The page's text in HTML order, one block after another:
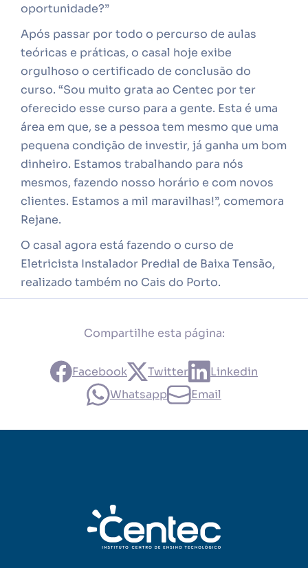
oportunidade?”
Após passar por todo o percurso de aulas
teóricas e práticas, o casal hoje exibe
orgulhoso o certificado de conclusão do
curso. “Sou muito grata ao Centec por ter
oferecido esse curso para a gente. Esta é uma
área em que, se a pessoa tem mesmo que uma
pequena condição de investir, já ganha um bom
dinheiro. Estamos trabalhando para nós
mesmos, fazendo nosso horário e com novos
clientes. Estamos a mil maravilhas!”, comemora
Rejane.
O casal agora está fazendo o curso de
Eletricista Instalador Predial de Baixa Tensão,
realizado também no Cais do Porto.
Compartilhe esta página:
Facebook Twitter
Linkedin
Whatsapp
Email